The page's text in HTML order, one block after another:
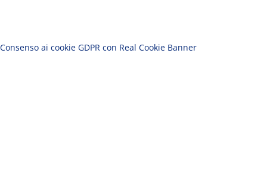
Consenso ai cookie GDPR con Real Cookie Banner